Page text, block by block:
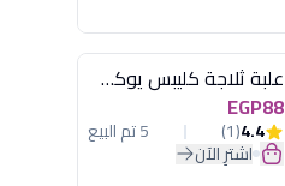
علبة ثلاجة كليبس يوكسان
EGP88
4.4
(1) 5 تم البيع
اشترِ الآن